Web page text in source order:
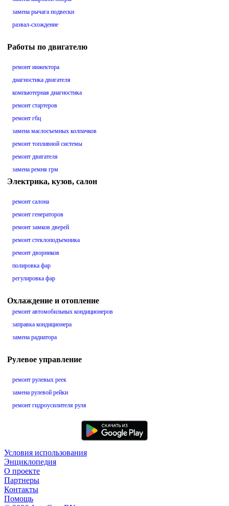
замена рычага подвески
развал-схождение
Работы по двигателю
ремонт инжектора
диагностика двигателя
компьютерная диагностика
ремонт стартеров
ремонт гбц
замена маслосъемных колпачков
ремонт топливной системы
ремонт двигателя
замена ремня грм
Электрика, кузов, салон
ремонт салона
ремонт генераторов
ремонт замков дверей
ремонт стеклоподъемника
ремонт дворников
полировка фар
регулировка фар
Охлаждение и отопление
ремонт автомобильных кондиционеров
заправка кондиционера
замена радиатора
Рулевое управление
ремонт рулевых реек
замена рулевой рейки
ремонт гидроусилителя руля
Условия использования
Энциклопедия
О проекте
Партнеры
Контакты
Помощь